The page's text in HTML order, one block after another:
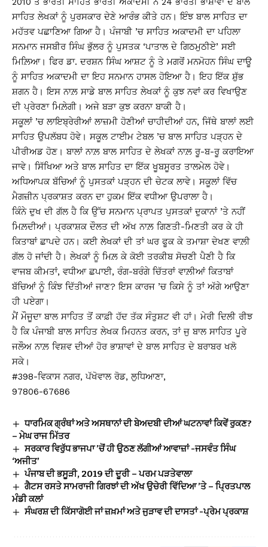
ਸਾਹਿਤ ਲੇਖਕਾਂ ਨੂੰ ਪੁਰਸਕਾਰ ਦੇਣੇ ਆਰੰਭ ਕੀਤੇ ਹਨ। ਇੰਝ ਬਾਲ ਸਾਹਿਤ ਦਾ
ਮਹੱਤਵ ਪਛਾਣਿਆ ਗਿਆ ਹੈ। ਪੰਜਾਬੀ ’ਚ ਸਾਹਿਤ ਅਕਾਦਮੀ ਦਾ ਪਹਿਲਾ
ਸਨਮਾਨ ਜਸਬੀਰ ਸਿੰਘ ਭੁੱਲਰ ਨੂੰ ਪੁਸਤਕ ‘ਪਾਤਾਲ ਦੇ ਗਿਠਮੁਠੀਏ’ ਸਈ
ਮਿਲ਼ਿਆ। ਫਿਰ ਡਾ. ਦਰਸ਼ਨ ਸਿੰਘ ਆਸ਼ਟ ਨੂੰ ਤੇ ਮਗਰੋਂ ਮਨਮੋਹਨ ਸਿੰਘ ਦਾਊ
ਨੂੰ ਸਾਹਿਤ ਅਕਾਦਮੀ ਦਾ ਇਹ ਸਨਮਾਨ ਹਾਸਲ ਹੋਇਆ ਹੈ। ਇਹ ਇੱਕ ਸ਼ੁੱਭ
ਸ਼ਗਨ ਹੈ। ਇਸ ਨਾਲ਼ ਸਾਡੇ ਬਾਲ ਸਾਹਿਤ ਲੇਖਕਾਂ ਨੂੰ ਕੁਝ ਨਵਾਂ ਕਰ ਵਿਖਾਉਣ
ਦੀ ਪ੍ਰੇਰਣਾ ਮਿਲ਼ੇਗੀ। ਅਜੇ ਬੜਾ ਕੁਝ ਕਰਨਾ ਬਾਕੀ ਹੈ।
ਸਕੂਲਾਂ ’ਚ ਲਾਇਬ੍ਰੇਰੀਆਂ ਲਾਜ਼ਮੀ ਹੋਣੀਆਂ ਚਾਹੀਦੀਆਂ ਹਨ, ਜਿੱਥੇ ਬਾਲਾਂ ਲਈ
ਸਾਹਿਤ ਉਪਲੱਬਧ ਹੋਵੇ। ਸਕੂਲ ਟਾਈਮ ਟੇਬਲ ’ਚ ਬਾਲ ਸਾਹਿਤ ਪੜ੍ਹਨ ਦੇ
ਪੀਰੀਅਡ ਹੋਣ। ਬਾਲਾਂ ਨਾਲ਼ ਬਾਲ ਸਾਹਿਤ ਦੇ ਲੇਖਕਾਂ ਨਾਲ਼ ਰੂ-ਬ-ਰੂ ਕਰਾਇਆ
ਜਾਵੇ। ਸਿੱਖਿਆ ਅਤੇ ਬਾਲ ਸਾਹਿਤ ਦਾ ਇੱਕ ਖੂਬਸੂਰਤ ਤਾਲਮੇਲ ਹੋਵੇ।
ਅਧਿਆਪਕ ਬੱਚਿਆਂ ਨੂੰ ਪੁਸਤਕਾਂ ਪੜ੍ਹਨ ਦੀ ਚੇਟਕ ਲਾਵੇ। ਸਕੂਲਾਂ ਵਿੱਚ
ਮੈਗਜ਼ੀਨ ਪ੍ਰਕਾਸ਼ਤ ਕਰਨ ਦਾ ਹੁਕਮ ਇੱਕ ਵਧੀਆ ਉਪਰਾਲਾ ਹੈ।
ਕਿੰਨੇ ਦੁਖ ਦੀ ਗੱਲ ਹੈ ਕਿ ਉੱਚ ਸਨਮਾਨ ਪ੍ਰਾਪਤ ਪੁਸਤਕਾਂ ਦੁਕਾਨਾਂ ’ਤੇ ਨਹੀਂ
ਮਿਲ਼ਦੀਆਂ। ਪ੍ਰਕਾਸ਼ਕ ਦੌਲਤ ਦੀ ਅੱਖ ਨਾਲ਼ ਗਿਣਤੀ-ਮਿਣਤੀ ਕਰ ਕੇ ਹੀ
ਕਿਤਾਬਾਂ ਛਾਪਦੇ ਹਨ। ਕਈ ਲੇਖਕਾਂ ਦੀ ਤਾਂ ਘਰ ਫੂਕ ਕੇ ਤਮਾਸ਼ਾ ਦੇਖਣ ਵਾਲ਼ੀ
ਗੱਲ ਹੋ ਜਾਂਦੀ ਹੈ। ਲੇਖਕਾਂ ਨੂੰ ਮਿਲ਼ ਕੇ ਕੋਈ ਤਰਕੀਬ ਸੋਚਣੀ ਪੈਣੀ ਹੈ ਕਿ
ਵਾਜਬ ਕੀਮਤਾਂ, ਵਧੀਆ ਛਪਾਈ, ਰੰਗ-ਬਰੰਗੇ ਚਿੱਤਰਾਂ ਵਾਲ਼ੀਆਂ ਕਿਤਾਬਾਂ
ਬੱਚਿਆਂ ਨੂੰ ਕਿੰਝ ਦਿੱਤੀਆਂ ਜਾਣ? ਇਸ ਕਾਰਜ ’ਚ ਕਿਸੇ ਨੂੰ ਤਾਂ ਅੱਗੇ ਆਉਣਾ
ਹੀ ਪਏਗਾ।
ਮੈਂ ਮੌਜੂਦਾ ਬਾਲ ਸਾਹਿਤ ਤੋਂ ਕਾਫ਼ੀ ਹੱਦ ਤੱਕ ਸੰਤੁਸ਼ਟ ਵੀ ਹਾਂ। ਮੇਰੀ ਦਿਲੀ ਰੀਝ
ਹੈ ਕਿ ਪੰਜਾਬੀ ਬਾਲ ਸਾਹਿਤ ਲੇਖਕ ਮਿਹਨਤ ਕਰਨ, ਤਾਂ ਜੁ ਬਾਲ ਸਾਹਿਤ ਪੂਰੇ
ਜਲੌਅ ਨਾਲ਼ ਵਿਸ਼ਵ ਦੀਆਂ ਹੋਰ ਭਾਸ਼ਾਵਾਂ ਦੇ ਬਾਲ ਸਾਹਿਤ ਦੇ ਬਰਾਬਰ ਖਲੋ
ਸਕੇ।
#398-ਵਿਕਾਸ ਨਗਰ, ਪੱਖੋਵਾਲ ਰੋਡ, ਲੁਧਿਆਣਾ,
97806-67686
ਧਾਰਮਿਕ ਗ੍ਰੰਥਾਂ ਅਤੇ ਅਸਥਾਨਾਂ ਦੀ ਬੇਅਦਬੀ ਦੀਆਂ ਘਟਨਾਵਾਂ ਕਿਵੇਂ ਰੁਕਣ?
– ਮੇਘ ਰਾਜ ਮਿੱਤਰ
ਸਰਕਾਰ ਵਿਰੁੱਧ ਭਾਜਪਾ ’ਚੋਂ ਹੀ ਉਠਣ ਲੱਗੀਆਂ ਆਵਾਜ਼ਾਂ -ਜਸਵੰਤ ਸਿੰਘ
‘ਅਜੀਤ’
ਪੰਜਾਬ ਦੀ ਭਸੂੜੀ, 2019 ਦੀ ਦੂਰੀ – ਪਰਮ ਪੜਤੇਵਾਲਾ
ਗੈਟਸ ਰਸਤੇ ਸਾਮਰਾਜੀ ਗਿਰਝਾਂ ਦੀ ਅੱਖ ਉਚੇਰੀ ਵਿੱਦਿਆ ’ਤੇ – ਪਿ੍ਰਤਪਾਲ
ਮੰਡੀ ਕਲਾਂ
ਸੰਘਰਸ਼ ਦੀ ਕਿੱਸਾਗੋਈ ਜਾਂ ਜ਼ਖ਼ਮਾਂ ਅਤੇ ਜੁੜਾਵ ਦੀ ਦਾਸਤਾਂ -ਪ੍ਰੇਮ ਪ੍ਰਕਾਸ਼